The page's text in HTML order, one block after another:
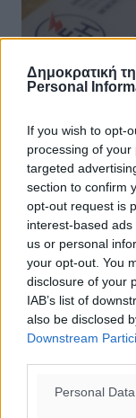
Δημοκρατική
Personal
If you wish to opt-
processing of
targeted
section to confirm
opt-out request is
interest-based
us or personal
your opt-out. You
disclosure of your
IAB’s list of
also be disclosed
Downstream
Personal
Συνήγορος
για τις
πολύ
ό,τι
Κυρώσεις για
έχουν
του Καταναλωτή,
παρουσίαση της